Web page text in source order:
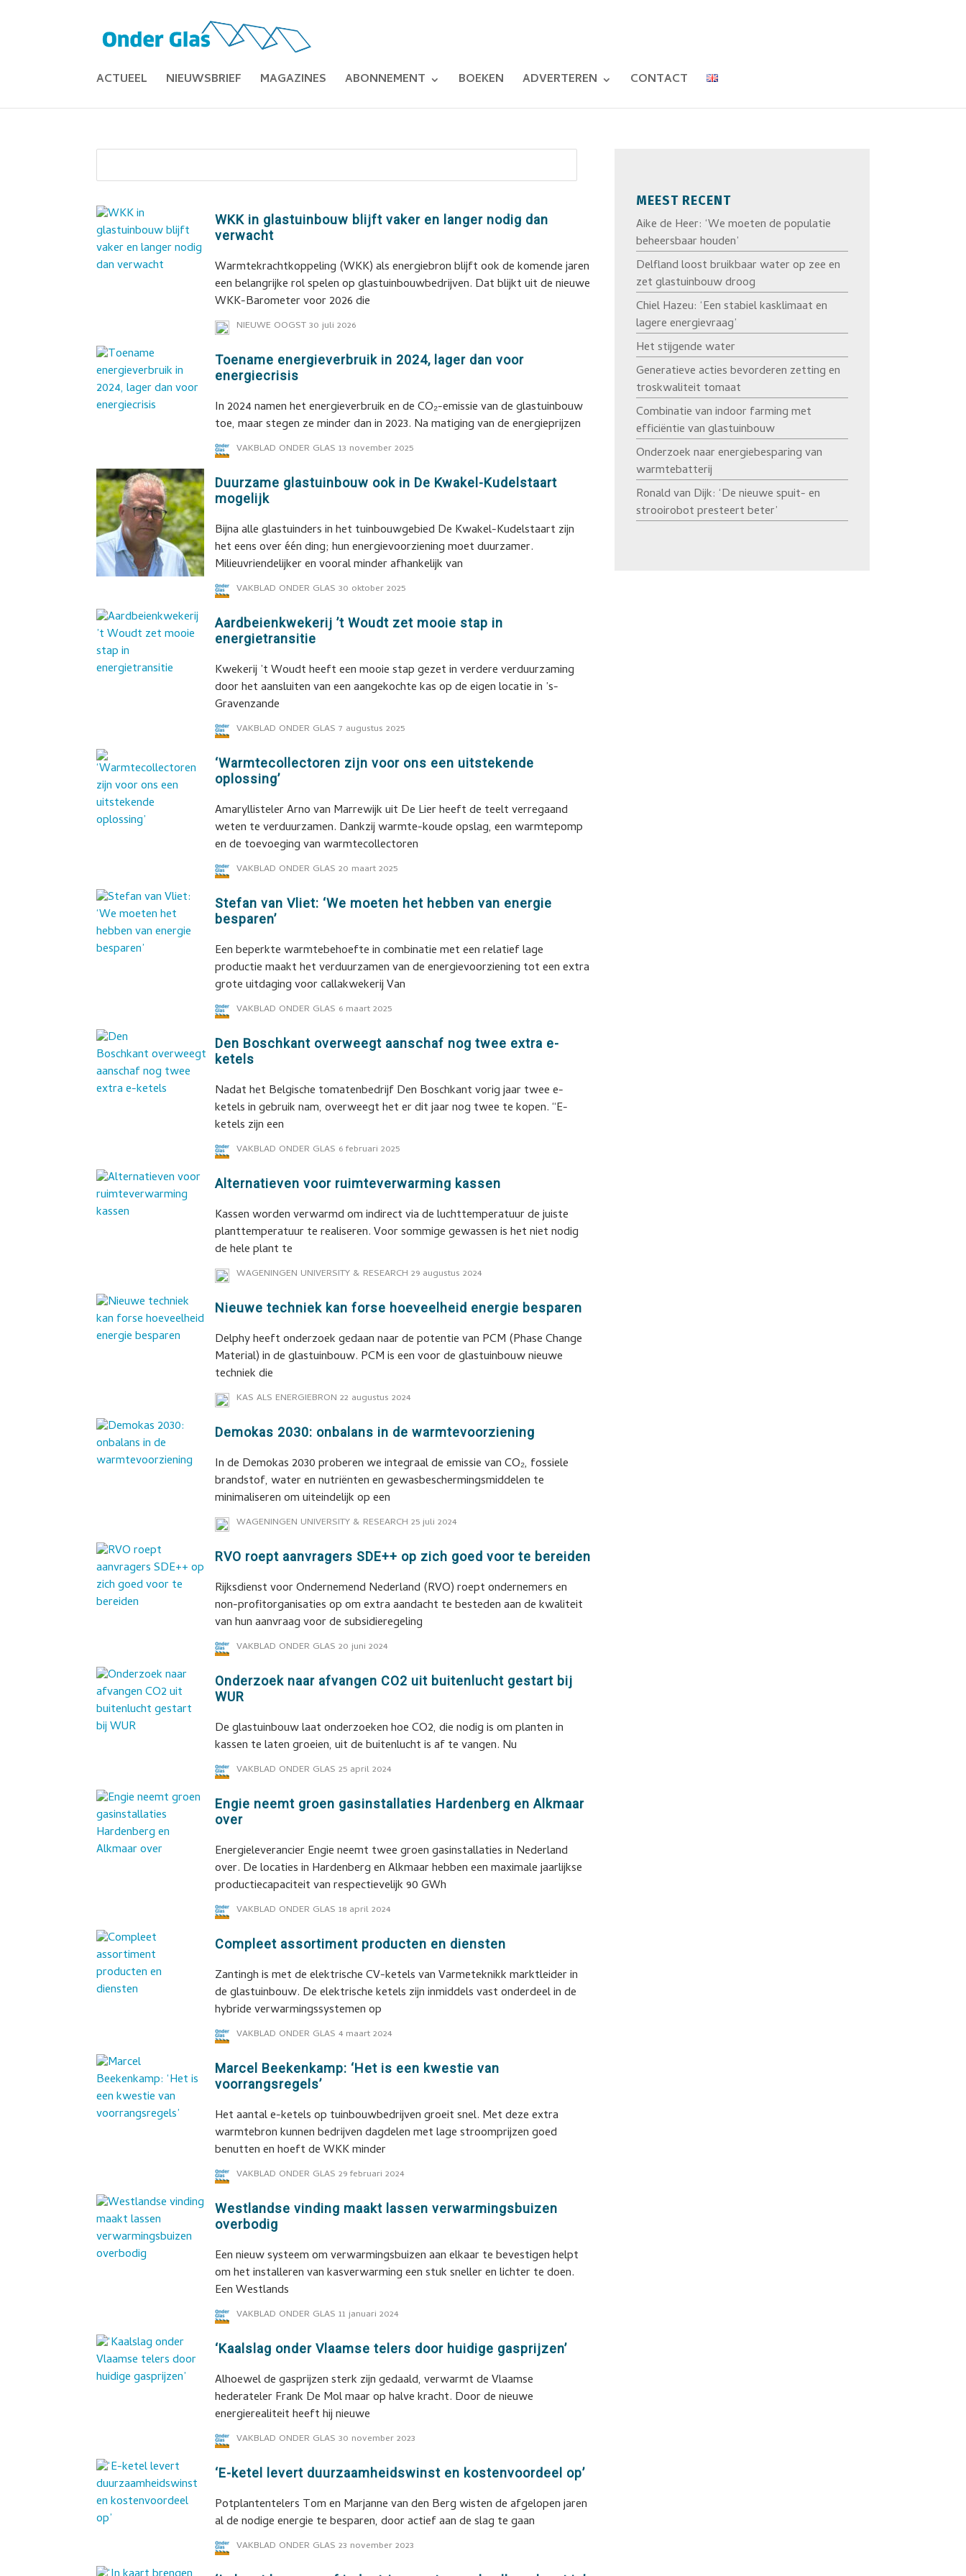
ACTUEEL NIEUWSBRIEF MAGAZINES ABONNEMENT BOEKEN ADVERTEREN CONTACT
WKK in glastuinbouw blijft vaker en langer nodig dan
verwacht
Warmtekrachtkoppeling (WKK) als energiebron blijft ook de komende jaren
een belangrijke rol spelen op glastuinbouwbedrijven. Dat blijkt uit de nieuwe
WKK-Barometer voor 2026 die
NIEUWE OOGST 30 juli 2026
Toename energieverbruik in 2024, lager dan voor
energiecrisis
In 2024 namen het energieverbruik en de CO₂-emissie van de glastuinbouw
toe, maar stegen ze minder dan in 2023. Na matiging van de energieprijzen
VAKBLAD ONDER GLAS 13 november 2025
Duurzame glastuinbouw ook in De Kwakel-Kudelstaart
mogelijk
Bijna alle glastuinders in het tuinbouwgebied De Kwakel-Kudelstaart zijn
het eens over één ding; hun energievoorziening moet duurzamer.
Milieuvriendelijker en vooral minder afhankelijk van
VAKBLAD ONDER GLAS 30 oktober 2025
Aardbeienkwekerij ’t Woudt zet mooie stap in
energietransitie
Kwekerij ’t Woudt heeft een mooie stap gezet in verdere verduurzaming
door het aansluiten van een aangekochte kas op de eigen locatie in ’s-
Gravenzande
VAKBLAD ONDER GLAS 7 augustus 2025
‘Warmtecollectoren zijn voor ons een uitstekende
oplossing’
Amaryllisteler Arno van Marrewijk uit De Lier heeft de teelt verregaand
weten te verduurzamen. Dankzij warmte-koude opslag, een warmtepomp
en de toevoeging van warmtecollectoren
VAKBLAD ONDER GLAS 20 maart 2025
Stefan van Vliet: ‘We moeten het hebben van energie
besparen’
Een beperkte warmtebehoefte in combinatie met een relatief lage
productie maakt het verduurzamen van de energievoorziening tot een extra
grote uitdaging voor callakwekerij Van
VAKBLAD ONDER GLAS 6 maart 2025
Den Boschkant overweegt aanschaf nog twee extra e-
ketels
Nadat het Belgische tomatenbedrijf Den Boschkant vorig jaar twee e-
ketels in gebruik nam, overweegt het er dit jaar nog twee te kopen. “E-
ketels zijn een
VAKBLAD ONDER GLAS 6 februari 2025
Alternatieven voor ruimteverwarming kassen
Kassen worden verwarmd om indirect via de luchttemperatuur de juiste
planttemperatuur te realiseren. Voor sommige gewassen is het niet nodig
de hele plant te
WAGENINGEN UNIVERSITY & RESEARCH 29 augustus 2024
Nieuwe techniek kan forse hoeveelheid energie besparen
Delphy heeft onderzoek gedaan naar de potentie van PCM (Phase Change
Material) in de glastuinbouw. PCM is een voor de glastuinbouw nieuwe
techniek die
KAS ALS ENERGIEBRON 22 augustus 2024
Demokas 2030: onbalans in de warmtevoorziening
In de Demokas 2030 proberen we integraal de emissie van CO₂, fossiele
brandstof, water en nutriënten en gewasbeschermingsmiddelen te
minimaliseren om uiteindelijk op een
WAGENINGEN UNIVERSITY & RESEARCH 25 juli 2024
RVO roept aanvragers SDE++ op zich goed voor te bereiden
Rijksdienst voor Ondernemend Nederland (RVO) roept ondernemers en
non-profitorganisaties op om extra aandacht te besteden aan de kwaliteit
van hun aanvraag voor de subsidieregeling
VAKBLAD ONDER GLAS 20 juni 2024
Onderzoek naar afvangen CO2 uit buitenlucht gestart bij
WUR
De glastuinbouw laat onderzoeken hoe CO2, die nodig is om planten in
kassen te laten groeien, uit de buitenlucht is af te vangen. Nu
VAKBLAD ONDER GLAS 25 april 2024
Engie neemt groen gasinstallaties Hardenberg en Alkmaar
over
Energieleverancier Engie neemt twee groen gasinstallaties in Nederland
over. De locaties in Hardenberg en Alkmaar hebben een maximale jaarlijkse
productiecapaciteit van respectievelijk 90 GWh
VAKBLAD ONDER GLAS 18 april 2024
Compleet assortiment producten en diensten
Zantingh is met de elektrische CV-ketels van Varmeteknikk marktleider in
de glastuinbouw. De elektrische ketels zijn inmiddels vast onderdeel in de
hybride verwarmingssystemen op
VAKBLAD ONDER GLAS 4 maart 2024
Marcel Beekenkamp: ‘Het is een kwestie van
voorrangsregels’
Het aantal e-ketels op tuinbouwbedrijven groeit snel. Met deze extra
warmtebron kunnen bedrijven dagdelen met lage stroomprijzen goed
benutten en hoeft de WKK minder
VAKBLAD ONDER GLAS 29 februari 2024
Westlandse vinding maakt lassen verwarmingsbuizen
overbodig
Een nieuw systeem om verwarmingsbuizen aan elkaar te bevestigen helpt
om het installeren van kasverwarming een stuk sneller en lichter te doen.
Een Westlands
VAKBLAD ONDER GLAS 11 januari 2024
‘Kaalslag onder Vlaamse telers door huidige gasprijzen’
Alhoewel de gasprijzen sterk zijn gedaald, verwarmt de Vlaamse
hederateler Frank De Mol maar op halve kracht. Door de nieuwe
energierealiteit heeft hij nieuwe
VAKBLAD ONDER GLAS 30 november 2023
‘E-ketel levert duurzaamheidswinst en kostenvoordeel op’
Potplantentelers Tom en Marjanne van den Berg wisten de afgelopen jaren
al de nodige energie te besparen, door actief aan de slag te gaan
VAKBLAD ONDER GLAS 23 november 2023
MEEST RECENT
Aike de Heer: ‘We moeten de populatie
beheersbaar houden’
Delfland loost bruikbaar water op zee en
zet glastuinbouw droog
Chiel Hazeu: ‘Een stabiel kasklimaat en
lagere energievraag’
Het stijgende water
Generatieve acties bevorderen zetting en
troskwaliteit tomaat
Combinatie van indoor farming met
efficiëntie van glastuinbouw
Onderzoek naar energiebesparing van
warmtebatterij
Ronald van Dijk: ‘De nieuwe spuit- en
strooirobot presteert beter’